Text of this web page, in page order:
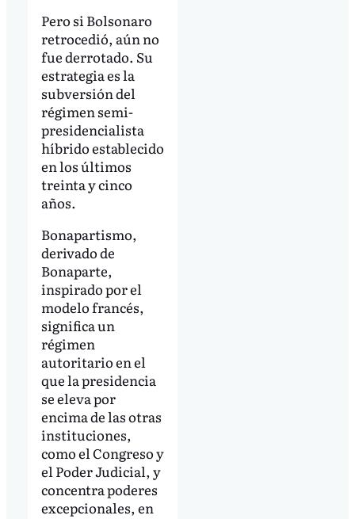
Pero si Bolsonaro
retrocedió, aún no
fue derrotado. Su
estrategia es la
subversión del
régimen semi-
presidencialista
híbrido establecido
en los últimos
treinta y cinco
años.
Bonapartismo,
derivado de
Bonaparte,
inspirado por el
modelo francés,
significa un
régimen
autoritario en el
que la presidencia
se eleva por
encima de las otras
instituciones,
como el Congreso y
el Poder Judicial, y
concentra poderes
excepcionales, en